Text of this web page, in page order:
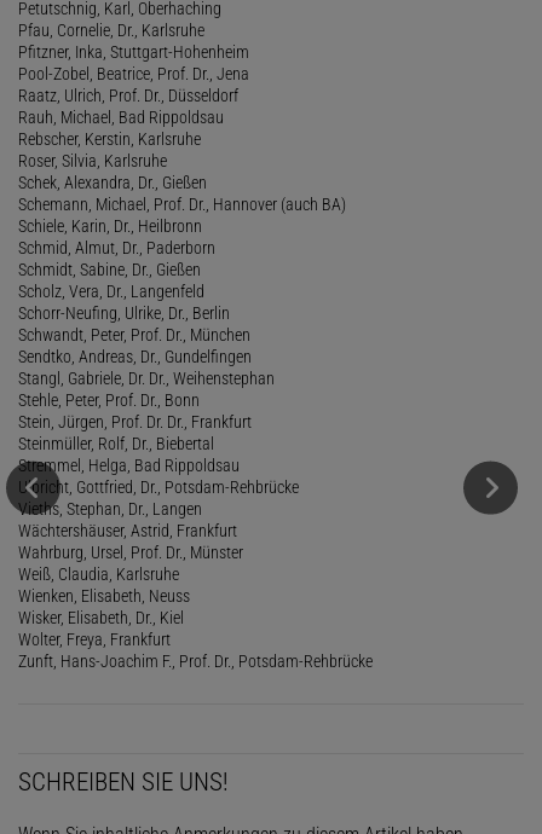
Petutschnig, Karl, Oberhaching
Pfau, Cornelie, Dr., Karlsruhe
Pfitzner, Inka, Stuttgart-Hohenheim
Pool-Zobel, Beatrice, Prof. Dr., Jena
Raatz, Ulrich, Prof. Dr., Düsseldorf
Rauh, Michael, Bad Rippoldsau
Rebscher, Kerstin, Karlsruhe
Roser, Silvia, Karlsruhe
Schek, Alexandra, Dr., Gießen
Schemann, Michael, Prof. Dr., Hannover (auch BA)
Schiele, Karin, Dr., Heilbronn
Schmid, Almut, Dr., Paderborn
Schmidt, Sabine, Dr., Gießen
Scholz, Vera, Dr., Langenfeld
Schorr-Neufing, Ulrike, Dr., Berlin
Schwandt, Peter, Prof. Dr., München
Sendtko, Andreas, Dr., Gundelfingen
Stangl, Gabriele, Dr. Dr., Weihenstephan
Stehle, Peter, Prof. Dr., Bonn
Stein, Jürgen, Prof. Dr. Dr., Frankfurt
Steinmüller, Rolf, Dr., Biebertal
Stremmel, Helga, Bad Rippoldsau
Ulbricht, Gottfried, Dr., Potsdam-Rehbrücke
Vieths, Stephan, Dr., Langen
Wächtershäuser, Astrid, Frankfurt
Wahrburg, Ursel, Prof. Dr., Münster
Weiß, Claudia, Karlsruhe
Wienken, Elisabeth, Neuss
Wisker, Elisabeth, Dr., Kiel
Wolter, Freya, Frankfurt
Zunft, Hans-Joachim F., Prof. Dr., Potsdam-Rehbrücke
SCHREIBEN SIE UNS!